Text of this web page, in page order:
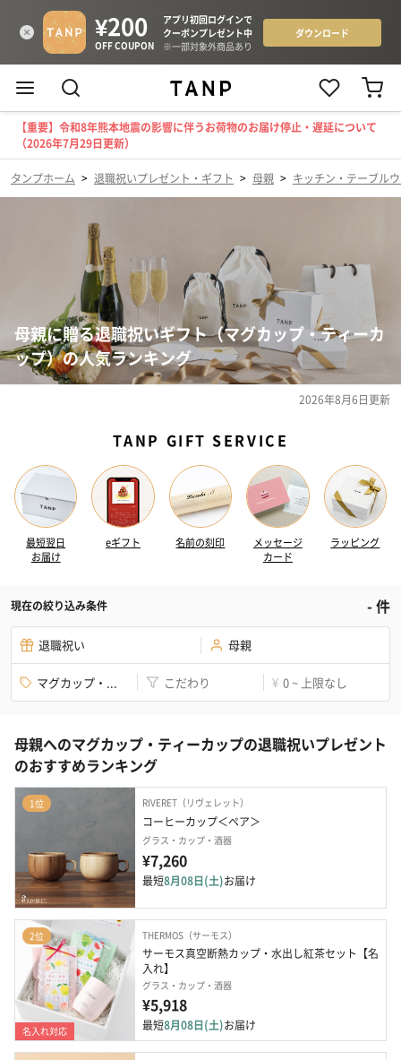
【重要】令和8年熊本地震の影響に伴うお荷物のお届け停止・遅延について
（2026年7月29日更新）
タンプホーム > 退職祝いプレゼント・ギフト > 母親 > キッチン・テーブル
母親に贈る退職祝いギフト（マグカップ・ティーカ
ップ）の人気ランキング
2026年8月6日更新
TANP GIFT SERVICE
最短翌日
お届け
eギフト 名前の刻印
メッセージ
カード
ラッピング
現在の絞り込み条件 -件
退職祝い 母親
マグカップ・... こだわり ¥ 0 ~ 上限なし
母親へのマグカップ・ティーカップの退職祝いプレゼント
のおすすめランキング
1位 RIVERET（リヴェレット）
コーヒーカップ＜ペア＞
グラス・カップ・酒器
¥7,260
最短8月08日(土)お届け
2位
名入れ対応
THERMOS（サーモス）
サーモス真空断熱カップ・水出し紅茶セット【名
入れ】
グラス・カップ・酒器
¥5,918
最短8月08日(土)お届け